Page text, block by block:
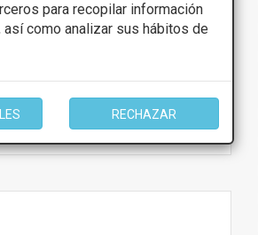
para recopilar información
como analizar sus hábitos de
RECHAZAR